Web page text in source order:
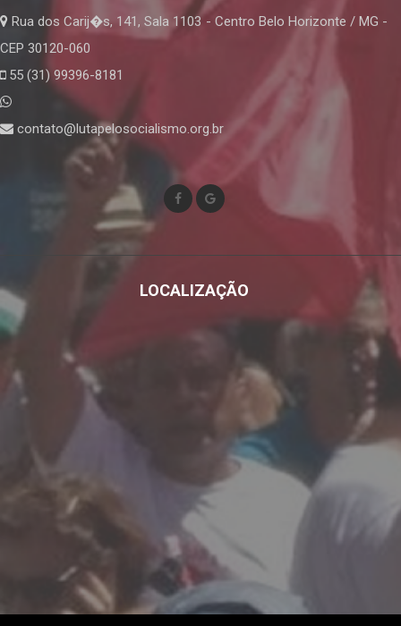
Rua dos Carij�s, 141, Sala 1103 - Centro Belo Horizonte / MG -
CEP 30120-060
55 (31) 99396-8181
contato@lutapelosocialismo.org.br
LOCALIZAÇÃO